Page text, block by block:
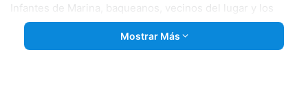
Infantes de Marina, baqueanos, vecinos del lugar y los
aviones hidrantes, que pudieron salir en horas de la tarde,
una vez que aminoró la intensidad del viento.
Mostrar Más